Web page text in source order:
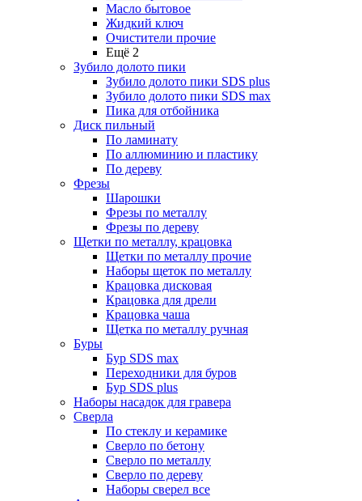
Масло бытовое
Жидкий ключ
Очистители прочие
Ещё 2
Зубило долото пики
Зубило долото пики SDS plus
Зубило долото пики SDS max
Пика для отбойника
Диск пильный
По ламинату
По аллюминию и пластику
По дереву
Фрезы
Шарошки
Фрезы по металлу
Фрезы по дереву
Щетки по металлу, крацовка
Щетки по металлу прочие
Наборы щеток по металлу
Крацовка дисковая
Крацовка для дрели
Крацовка чаша
Щетка по металлу ручная
Буры
Бур SDS max
Переходники для буров
Бур SDS plus
Наборы насадок для гравера
Сверла
По стеклу и керамике
Сверло по бетону
Сверло по металлу
Сверло по дереву
Наборы сверел все